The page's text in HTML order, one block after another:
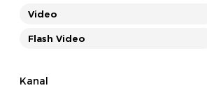
Video
Flash Video
Kanal